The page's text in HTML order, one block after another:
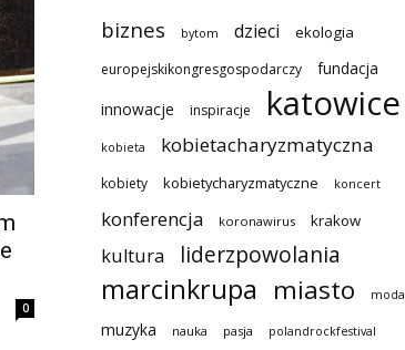
0
biznes bytom dzieci ekologia
europejskikongresgospodarczy fundacja
innowacje inspiracje katowice
kobieta kobietacharyzmatyczna
kobiety kobietycharyzmatyczne koncert
konferencja koronawirus krakow
kultura liderzpowolania
marcinkrupa miasto moda
muzyka nauka pasja polandrockfestival